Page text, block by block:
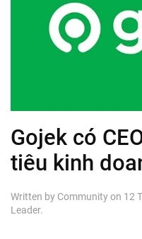
Gojek có
tiêu kinh
Written by Communityon 12
Leader.